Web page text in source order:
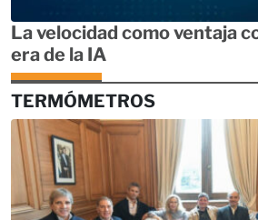
La velocidad como ventaja
era de la IA
TERMÓMETROS